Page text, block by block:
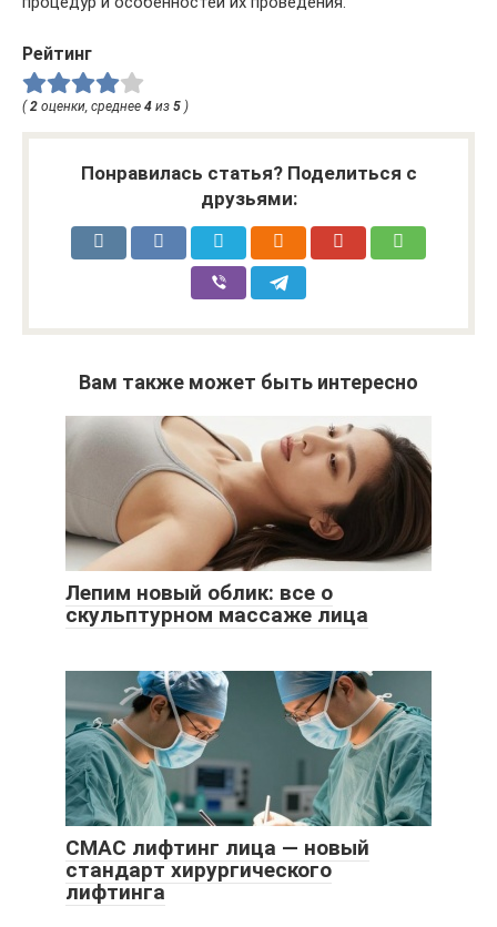
Рейтинг
(2 оценки, среднее 4 из 5 )
Понравилась статья? Поделиться с
друзьями:
Вам также может быть интересно
Лепим новый облик: все о
скульптурном массаже лица
СМАС лифтинг лица — новый
стандарт хирургического
лифтинга